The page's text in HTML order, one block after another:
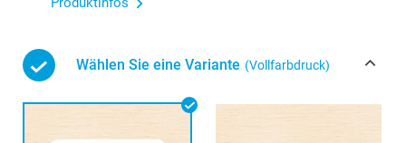
Wählen Sie eine Variante (Vollfarbdruck)